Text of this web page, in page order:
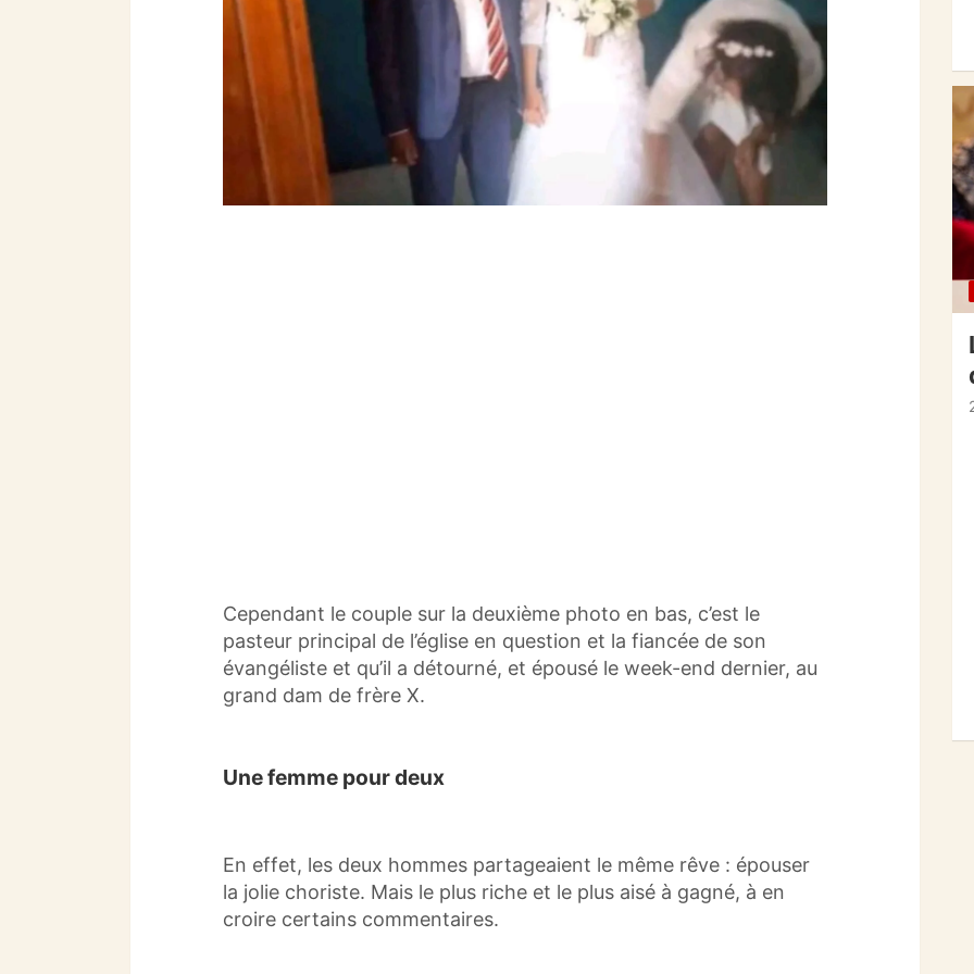
Cependant le couple sur la deuxième photo en bas, c’est le
pasteur principal de l’église en question et la fiancée de son
évangéliste et qu’il a détourné, et épousé le week-end dernier, au
grand dam de frère X.
Une femme pour deux
En effet, les deux hommes partageaient le même rêve : épouser
la jolie choriste. Mais le plus riche et le plus aisé à gagné, à en
croire certains commentaires.